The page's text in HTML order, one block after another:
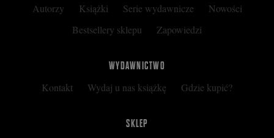
Autorzy Książki Serie wydawnicze
Nowości
Bestsellery sklepu
Zapowiedzi
WYDAWNICTWO
Kontakt Wydaj u nas książkę Gdzie kupić?
SKLEP